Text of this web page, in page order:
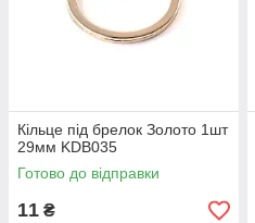
Кільце під брелок Золото 1шт
29мм KDB035
Готово до відправки
11 ₴